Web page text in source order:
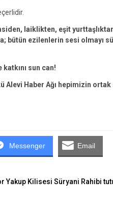
laiklikten, eşit
bütün ezilenlerin sesi olmayı
sun can!
Alevi Haber Ağı hepimizin
Messenger Email
Yakup Kilisesi Süryani Rahibi